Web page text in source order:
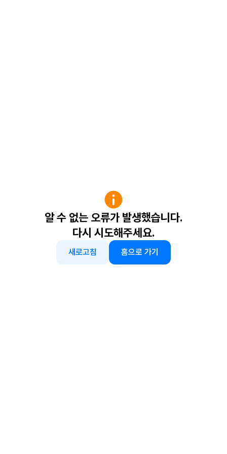
알 수 없는 오류가 발생했습니다.
다시 시도해주세요.
새로고침 홈으로 가기